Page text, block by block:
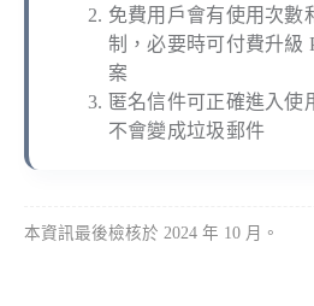
免費用戶會有使用次數
制，必要時可付費升級
案
匿名信件可正確進入使
不會變成垃圾郵件
本資訊最後檢核於 2024 年 10 月。